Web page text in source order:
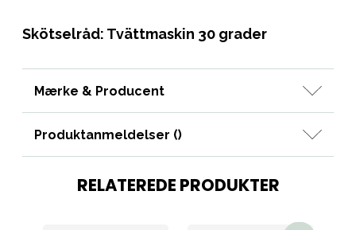
Skötselråd: Tvättmaskin 30 grader
Mærke & Producent
Produktanmeldelser ()
RELATEREDE PRODUKTER